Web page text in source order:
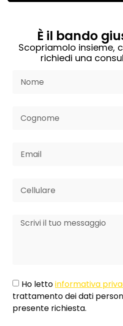
È il bando
Scopriamolo insieme,
richiedi una
Ho lettoinformativa
trattamento dei dati
presente richiesta.